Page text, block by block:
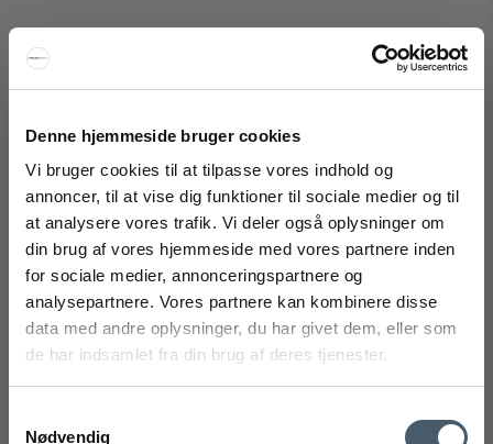
Denne hjemmeside bruger cookies
Vi bruger cookies til at tilpasse vores indhold og
annoncer, til at vise dig funktioner til sociale medier og til
at analysere vores trafik. Vi deler også oplysninger om
din brug af vores hjemmeside med vores partnere inden
for sociale medier, annonceringspartnere og
analysepartnere. Vores partnere kan kombinere disse
data med andre oplysninger, du har givet dem, eller som
de har indsamlet fra din brug af deres tjenester.
Nødvendig
Oliver Furniture Pusleplade
Oliver Furniture
328-051315M
1.420 DKK
Vis produkt
FÅ 20% RABAT
*Din rabat kan ikke bruges på i forvejen nedsatte varer eller på
produkter fra Rocket
.